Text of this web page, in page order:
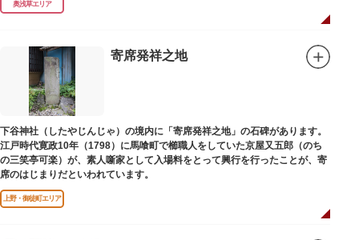
奥浅草エリア
寄席発祥之地
下谷神社（したやじんじゃ）の境内に「寄席発祥之地」の石碑があります。
江戸時代寛政10年（1798）に馬喰町で櫛職人をしていた京屋又五郎（のち
の三笑亭可楽）が、素人噺家として入場料をとって興行を行ったことが、寄
席のはじまりだといわれています。
上野・御徒町エリア